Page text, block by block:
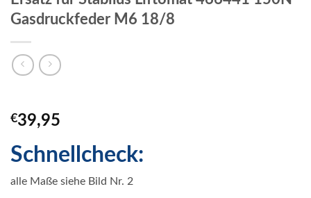
Gasdruckfeder M6 18/8
€39,95
Schnellcheck:
alle Maße siehe Bild Nr. 2